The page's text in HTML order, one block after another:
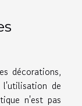
décorations,
l'utilisation de
n'est pas